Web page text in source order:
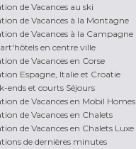
de Vacances au ski
de Vacances à la Montagne
de Vacances à la Campagne
en centre ville
de Vacances en Corse
Espagne, Italie et Croatie
ends et courts Séjours
de Vacances en Mobil Homes
de Vacances en Chalets
de Vacances en Chalets Luxe
de dernières minutes